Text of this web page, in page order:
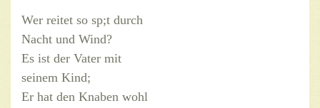
Wer reitet so sp;t durch
Nacht und Wind?
Es ist der Vater mit
seinem Kind;
Er hat den Knaben wohl